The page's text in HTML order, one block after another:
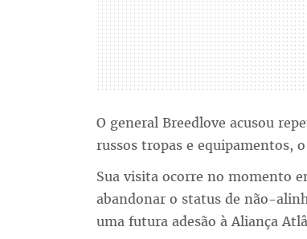
O general Breedlove acusou
russos tropas e equipamentos,
Sua visita ocorre no momento
abandonar o status de não-
uma futura adesão à Aliança